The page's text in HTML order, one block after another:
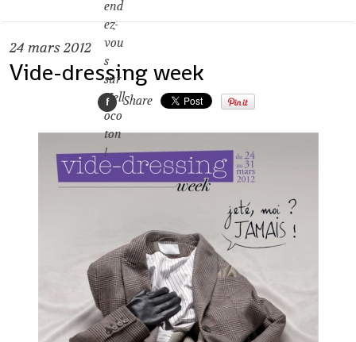
24 mars 2012
Vide-dressing week
Share